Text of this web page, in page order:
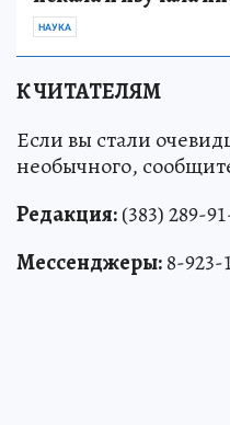
НАУКА
К ЧИТАТЕЛЯМ
Если вы стали
необычного,
Редакция:(383) 289-
Мессенджеры:8-923-